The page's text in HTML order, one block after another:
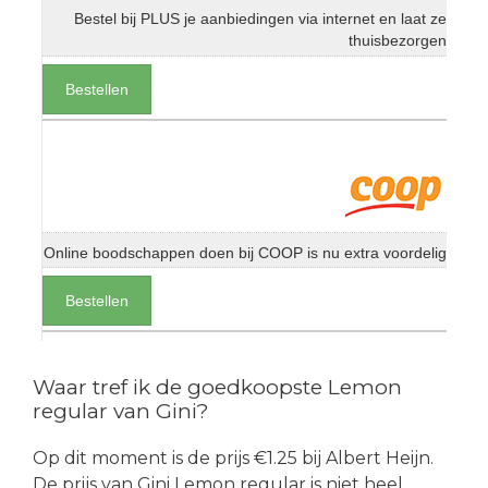
Bestel bij PLUS je aanbiedingen via internet en laat ze
thuisbezorgen
Bestellen
Online boodschappen doen bij COOP is nu extra voordelig
Bestellen
Waar tref ik de goedkoopste Lemon
regular van Gini?
Op dit moment is de prijs €1.25 bij Albert Heijn.